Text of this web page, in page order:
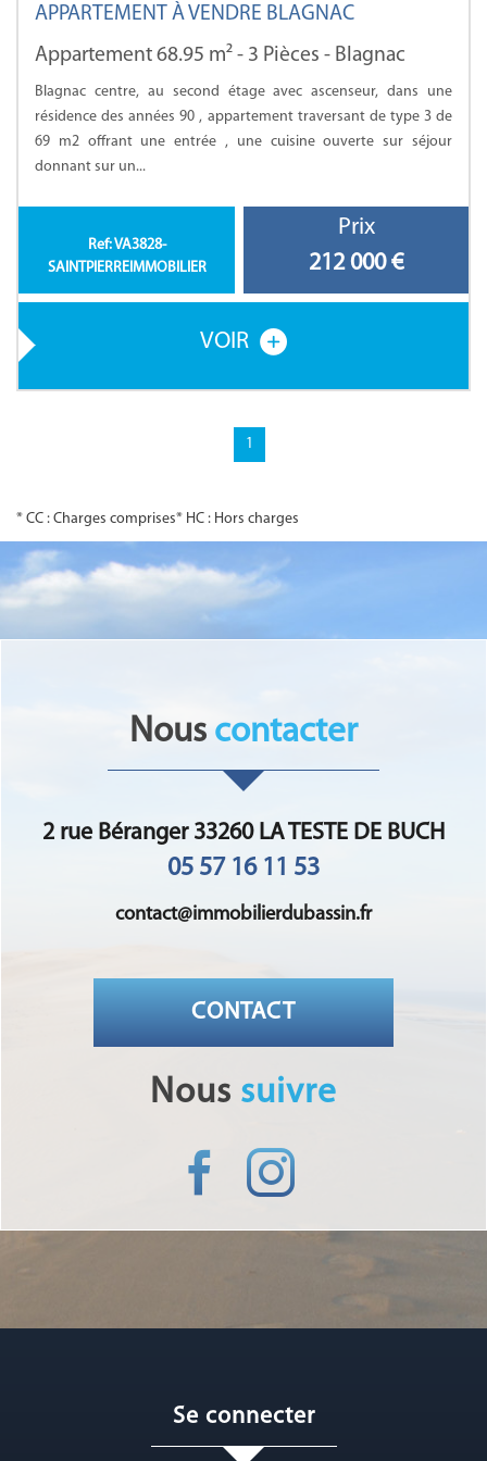
APPARTEMENT À VENDRE BLAGNAC
Appartement 68.95 m² - 3 Pièces - Blagnac
Blagnac centre, au second étage avec ascenseur, dans une
résidence des années 90 , appartement traversant de type 3 de
69 m2 offrant une entrée , une cuisine ouverte sur séjour
donnant sur un...
Ref: VA3828-
SAINTPIERREIMMOBILIER
Prix
212 000 €
VOIR
1
* CC : Charges comprises* HC : Hors charges
Nous contacter
2 rue Béranger 33260 LA TESTE DE BUCH
05 57 16 11 53
contact@immobilierdubassin.fr
CONTACT
Nous suivre
Se connecter